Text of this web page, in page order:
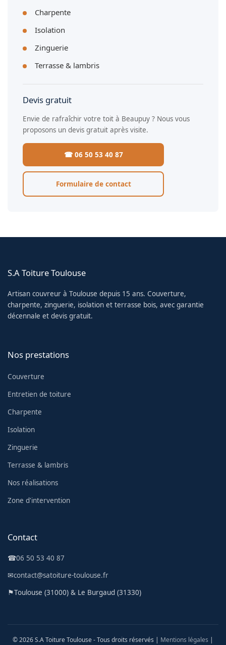
Charpente
Isolation
Zinguerie
Terrasse & lambris
Devis gratuit
Envie de rafraîchir votre toit à Beaupuy ? Nous vous
proposons un devis gratuit après visite.
☎ 06 50 53 40 87
Formulaire de contact
S.A Toiture Toulouse
Artisan couvreur à Toulouse depuis 15 ans. Couverture,
charpente, zinguerie, isolation et terrasse bois, avec garantie
décennale et devis gratuit.
Nos prestations
Couverture
Entretien de toiture
Charpente
Isolation
Zinguerie
Terrasse & lambris
Nos réalisations
Zone d'intervention
Contact
☎06 50 53 40 87
✉contact@satoiture-toulouse.fr
⚑Toulouse (31000) & Le Burgaud (31330)
© 2026 S.A Toiture Toulouse - Tous droits réservés | Mentions légales |